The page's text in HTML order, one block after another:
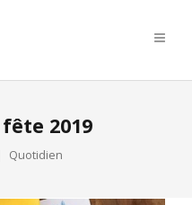
2019
Quotidien